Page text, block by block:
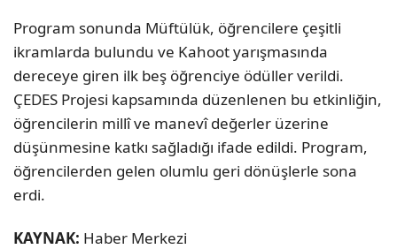
Program sonunda Müftülük, öğrencilere çeşitli
ikramlarda bulundu ve Kahoot yarışmasında
dereceye giren ilk beş öğrenciye ödüller verildi.
ÇEDES Projesi kapsamında düzenlenen bu etkinliğin,
öğrencilerin millî ve manevî değerler üzerine
düşünmesine katkı sağladığı ifade edildi. Program,
öğrencilerden gelen olumlu geri dönüşlerle sona
erdi.
KAYNAK: Haber Merkezi